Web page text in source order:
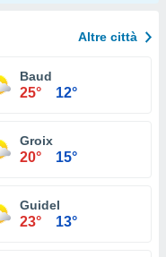
Altre città
Baud
25° 12°
Groix
20° 15°
Guidel
23° 13°